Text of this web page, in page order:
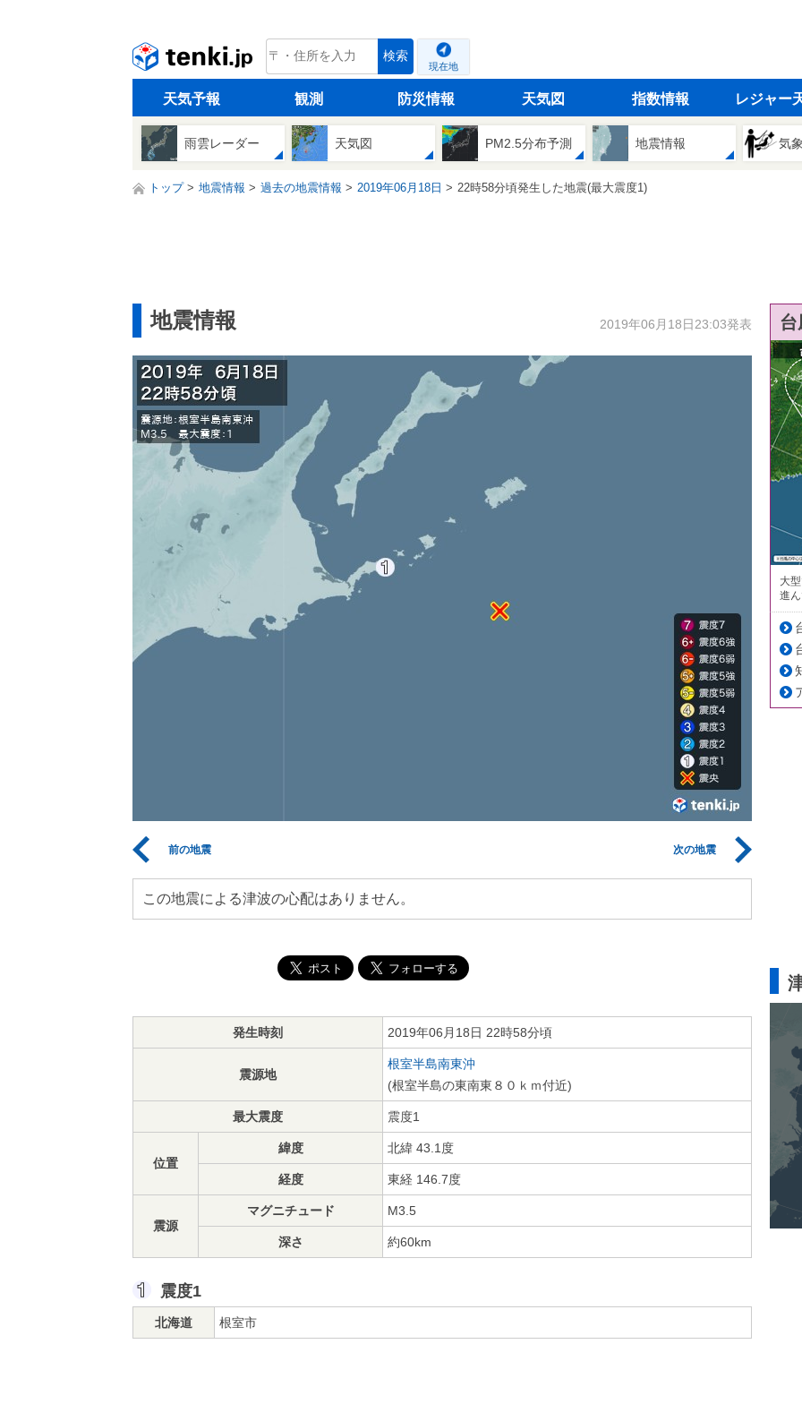
tenki.jp 検索
現在地
天気予報 観測 防災情報 天気図 指数情報 レジャー
雨雲レーダー 天気図 PM2.5分布予測 地震情報 気
トップ 地震情報 過去の地震情報 2019年06月18日 22時58分頃発生した地震(最大震度1)
地震情報 2019年06月18日23:03発表
前の地震 次の地震
この地震による津波の心配はありません。
発生時刻 2019年06月18日 22時58分頃
震源地
根室半島南東沖
(根室半島の東南東８０ｋｍ付近)
最大震度 震度1
位置
緯度 北緯 43.1度
経度 東経 146.7度
震源
マグニチュード M3.5
深さ 約60km
震度1
北海道 根室市
大
進